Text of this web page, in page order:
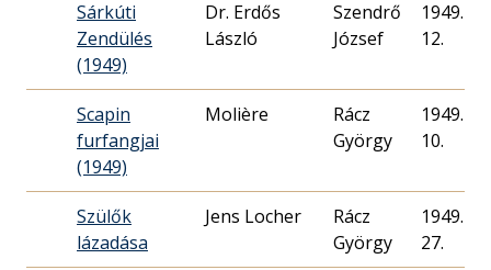
Sárkúti
Zendülés
(1949)
Dr. Erdős
László
Szendrő
József
1949. 06.
12.
Scapin
furfangjai
(1949)
Molière
Rácz
György
1949. 04.
10.
Szülők
lázadása
Jens Locher
Rácz
György
1949. 03.
27.